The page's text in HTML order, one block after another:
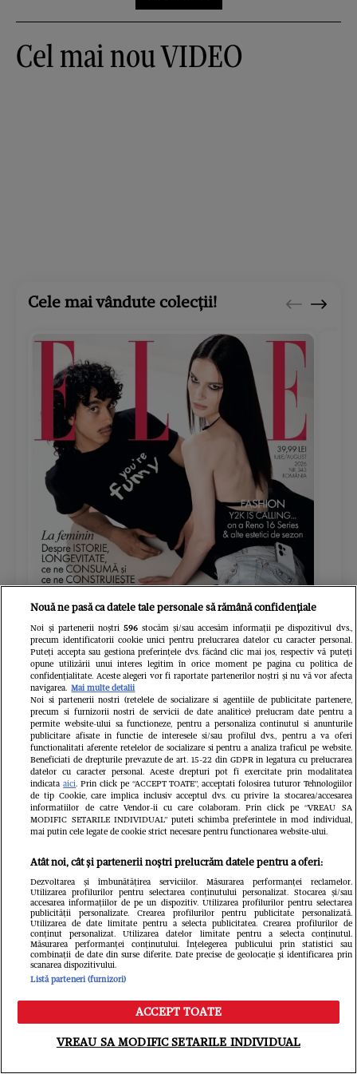
Cel mai nou VIDEO
Cele mai vândute colecții!
ELLE - ediția iulie/august 2026
39.99 RON
Cumpără acum
Urmărește-ne peGoogle News
Libertatea.ro
Îmbulzeală și bătaie pe promoții la
deschiderea magazinului lui Călin
Meniu Caută
Nouă ne pasă ca datele tale personale să rămână confidențiale
Noi și partenerii noștri 596stocăm și/sau accesăm informații pe dispozitivul dvs.,
precum identificatorii cookie unici pentru prelucrarea datelor cu caracter personal.
Puteți accepta sau gestiona preferințele dvs. făcând clic mai jos, respectiv vă puteți
opune utilizării unui interes legitim în orice moment pe pagina cu politica de
confidențialitate. Aceste alegeri vor fi raportate partenerilor noștri și nu vă vor afecta
navigarea. Mai multe detalii
Noi si partenerii nostri (retelele de socializare si agentiile de publicitate partenere,
precum si furnizorii nostri de servicii de date analitice) prelucram date pentru a
permite website-ului sa functioneze, pentru a personaliza continutul si anunturile
publicitare afisate in functie de interesele si/sau profilul dvs., pentru a va oferi
functionalitati aferente retelelor de socializare si pentru a analiza traficul pe website.
Beneficiati de drepturile prevazute de art. 15-22 din GDPR in legatura cu prelucrarea
datelor cu caracter personal. Aceste drepturi pot fi exercitate prin modalitatea
indicataaici. Prin click pe “ACCEPT TOATE”, acceptati folosirea tuturor Tehnologiilor
de tip Cookie, care implica inclusiv acceptul dvs. cu privire la stocarea/accesarea
informatiilor de catre Vendor-ii cu care colaboram. Prin click pe “VREAU SA
MODIFIC SETARILE INDIVIDUAL” puteti schimba preferintele in mod individual,
mai putin cele legate de cookie strict necesare pentru functionarea website-ului.
Atât noi, cât și partenerii noștri prelucrăm datele pentru a oferi:
Dezvoltarea și îmbunătățirea serviciilor. Măsurarea performanței reclamelor.
Utilizarea profilurilor pentru selectarea conținutului personalizat. Stocarea și/sau
accesarea informațiilor de pe un dispozitiv. Utilizarea profilurilor pentru selectarea
publicității personalizate. Crearea profilurilor pentru publicitate personalizată.
Utilizarea de date limitate pentru a selecta publicitatea. Crearea profilurilor de
conținut personalizat. Utilizarea datelor limitate pentru a selecta conținutul.
Măsurarea performanței conținutului. Înțelegerea publicului prin statistici sau
combinații de date din surse diferite. Date precise de geolocație și identificarea prin
scanarea dispozitivului.
Listă parteneri (furnizori)
ACCEPT TOATE
VREAU SA MODIFIC SETARILE INDIVIDUAL